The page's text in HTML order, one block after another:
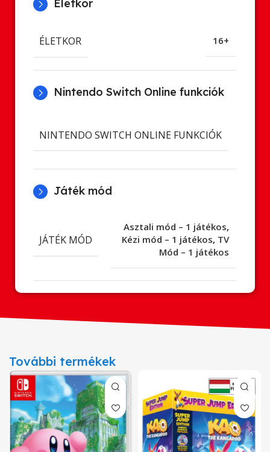
Életkor
ÉLETKOR 16+
Nintendo Switch Online funkciók
NINTENDO SWITCH ONLINE FUNKCIÓK
Játék mód
JÁTÉK MÓD
Asztali mód – 1 játékos,
Kézi mód – 1 játékos, TV
Mód – 1 játékos
További termékek